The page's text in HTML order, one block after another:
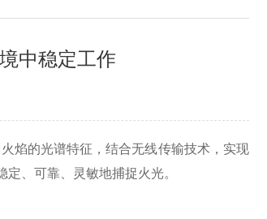
中稳定工作
的光谱特征，结合无线传输技术，实现
、可靠、灵敏地捕捉火光。